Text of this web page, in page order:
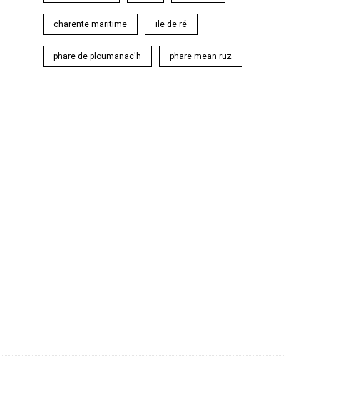
charente maritime ile de ré
phare de ploumanac'h phare mean ruz